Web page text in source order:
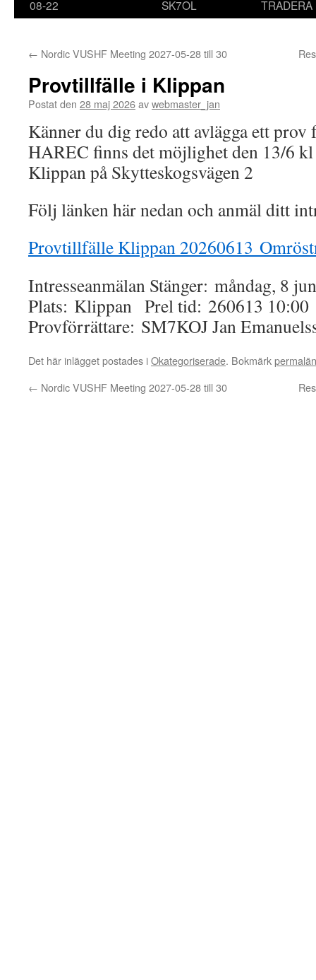
08-22
SK7OL
TRADERA
← Nordic VUSHF Meeting 2027-05-28 till 30
Provtillfälle i Klippan
Postat den 28 maj 2026avwebmaster_jan
Känner du dig redo att avlägga ett
HAREC finns det möjlighet den 13/6
Klippan på Skytteskogsvägen 2
Följ länken här nedan och anmäl ditt
Provtillfälle Klippan 20260613
Intresseanmälan Stänger: måndag, 8
Plats: Klippan Prel tid: 260613 10:00
Provförrättare: SM7KOJ Jan
Det här inlägget postades iOkategoriserade. Bokmärk
← Nordic VUSHF Meeting 2027-05-28 till 30